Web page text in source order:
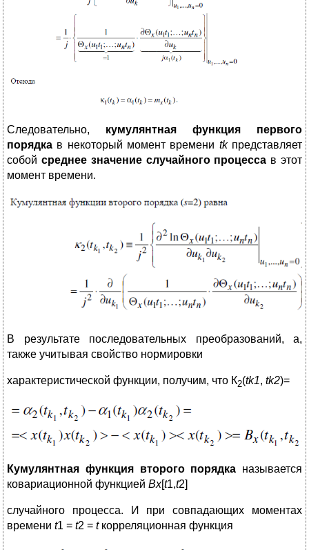
Следовательно, кумулянтная функция первого
порядка в некоторый момент времени tk представляет
собой среднее значение случайного процесса в этот
момент времени.
В результате последовательных преобразований, а,
также учитывая свойство нормировки
характеристической функции, получим, что К2(tk1, tk2)=
Кумулянтная функция второго порядка называется
ковариационной функцией Bx[t1,t2]
случайного процесса. И при совпадающих моментах
времени t1 = t2 = t корреляционная функция